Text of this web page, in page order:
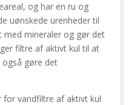
og har en ru og
uønskede urenheder til
med mineraler og gør det
filtre af aktivt kul til at
gøre det
vandfiltre af aktivt kul